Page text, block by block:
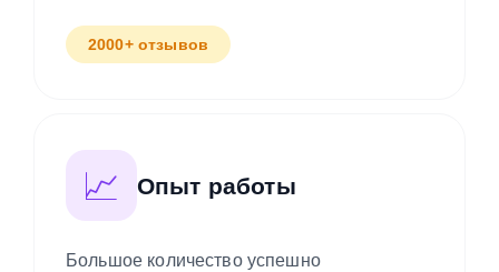
2000+ отзывов
📈 Опыт работы
Большое количество успешно